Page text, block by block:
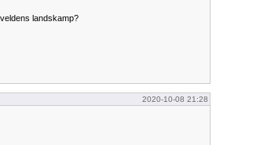
landskamp?
2020-10-08 21:28